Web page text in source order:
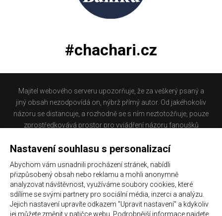
#chachari.cz
Majitel webového serveru upozorňuje, že za veškerý psaný a
jiný obsah nezodpovídá on, nýbrž přímý autor. Od jakéhokoliv
názoru se distancuje, a rozhodně se s ním neztotožňuje, pouze
zprostředkovává prostor pro vyjádření názoru fanoušků
nacházíte obsahuje materiál, který někteří lidé mohou
nejsou dle právní úpravy zákona č. 480/2004 Sb., o některých
službách informační společnosti a o změně některých zákonů
(zákon o některých službách informační společnosti) a
zejména §6 citovaného zákona, odpovědni za příspěvky
Nastavení souhlasu s personalizací
Abychom vám usnadnili procházení stránek, nabídli
přizpůsobený obsah nebo reklamu a mohli anonymně
analyzovat návštěvnost, využíváme soubory cookies, které
sdílíme se svými partnery pro sociální média, inzerci a analýzu.
Jejich nastavení upravíte odkazem "Upravit nastavení" a kdykoliv
jej můžete změnit v patičce webu. Podrobnější informace najdete